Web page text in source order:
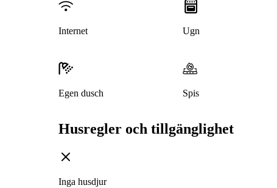
Internet Ugn
Egen dusch Spis
Husregler och tillgänglighet
Inga husdjur